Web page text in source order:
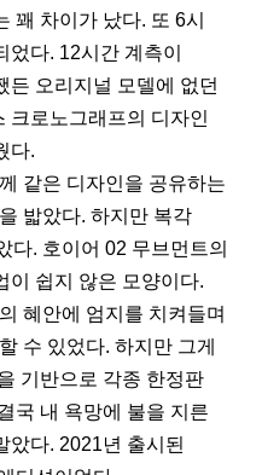
꽤 차이가 났다. 또 6시
다. 12시간 계측이
든 오리지널 모델에 없던
크로노그래프의 디자인
다.
같은 디자인을 공유하는
밟았다. 하지만 복각
다. 호이어 02 무브먼트의
이 쉽지 않은 모양이다.
혜안에 엄지를 치켜들며
수 있었다. 하지만 그게
기반으로 각종 한정판
국 내 욕망에 불을 지른
았다. 2021년 출시된